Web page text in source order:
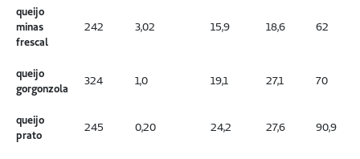
queijo
minas
frescal
242 3,02 15,9 18,6 62
queijo
gorgonzola
324 1,0 19,1 27,1 70
queijo
prato
245 0,20 24,2 27,6 90,9